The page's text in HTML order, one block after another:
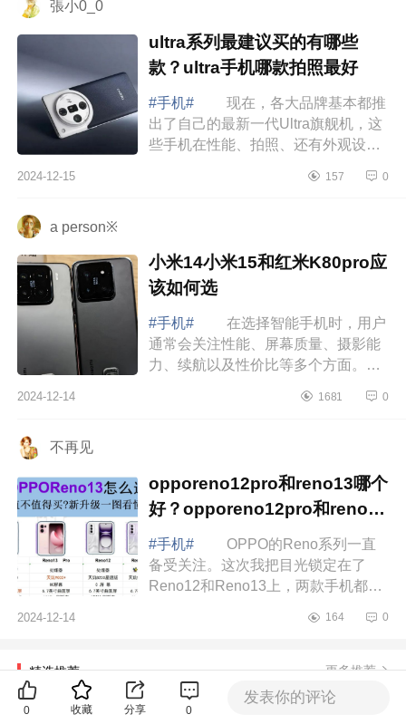
張小0_0
ultra系列最建议买的有哪些
款？ultra手机哪款拍照最好
#手机#
现在，各大品牌基本都推
出了自己的最新一代Ultra旗舰机，这
些手机在性能、拍照、还有外观设计
厉害的技术和最新奇的创意都打包进
2024-12-15 157 0
a person※
小米14小米15和红米K80pro应
该如何选
#手机#
在选择智能手机时，用户
通常会关注性能、屏幕质量、摄影能
力、续航以及性价比等多个方面。小
牌下的热门机型，各自具有独特的优
2024-12-14 1681 0
不再见
opporeno12pro和reno13哪个
好？opporeno12pro和reno13
对比如何选
#手机#
OPPO的Reno系列一直
备受关注。这次我把目光锁定在了
Reno12和Reno13上，两款手机都在
呢 opporeno12pro和reno13哪个
2024-12-14 164 0
精选推荐 更多推荐
0 收藏 分享 0
发表你的评论